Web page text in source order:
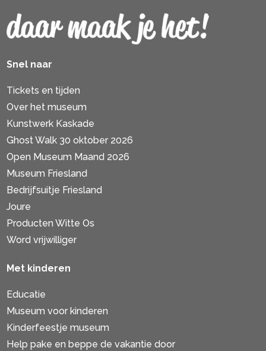
Snel naar
Tickets en tijden
Over het museum
Kunstwerk Kaskade
Ghost Walk 30 oktober 2026
Open Museum Maand 2026
Museum Friesland
Bedrijfsuitje Friesland
Joure
Producten Witte Os
Word vrijwilliger
Met kinderen
Educatie
Museum voor kinderen
Kinderfeestje museum
Help pake en beppe de vakantie door